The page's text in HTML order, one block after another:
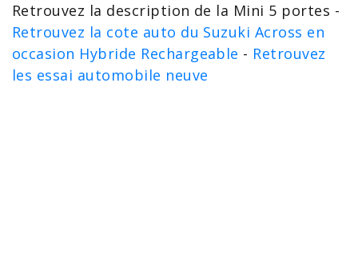
Retrouvez la description de la Mini 5 portes -
Retrouvez la cote auto du Suzuki Across en
occasion Hybride Rechargeable - Retrouvez
les essai automobile neuve